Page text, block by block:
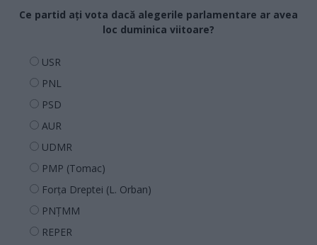
Ce partid ați vota dacă alegerile parlamentare ar avea
loc duminica viitoare?
USR
PNL
PSD
AUR
UDMR
PMP (Tomac)
Forța Dreptei (L. Orban)
PNȚMM
REPER